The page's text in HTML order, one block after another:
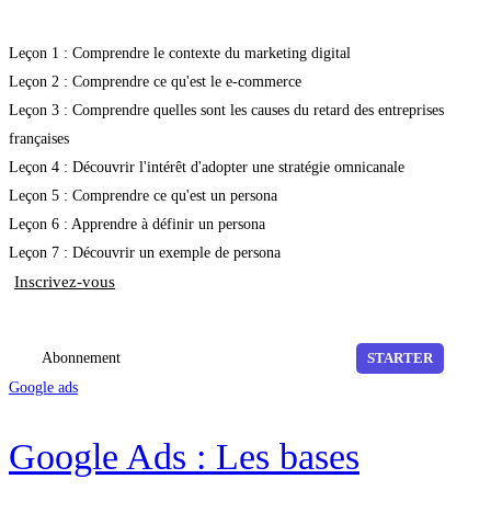
Leçon 1 : Comprendre le contexte du marketing digital
Leçon 2 : Comprendre ce qu'est le e-commerce
Leçon 3 : Comprendre quelles sont les causes du retard des entreprises
françaises
Leçon 4 : Découvrir l'intérêt d'adopter une stratégie omnicanale
Leçon 5 : Comprendre ce qu'est un persona
Leçon 6 : Apprendre à définir un persona
Leçon 7 : Découvrir un exemple de persona
Inscrivez-vous
Abonnement
STARTER
Google ads
Google Ads : Les bases